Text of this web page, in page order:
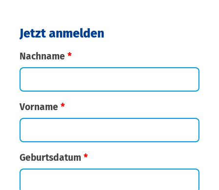
Jetzt anmelden
Nachname *
Vorname *
Geburtsdatum *